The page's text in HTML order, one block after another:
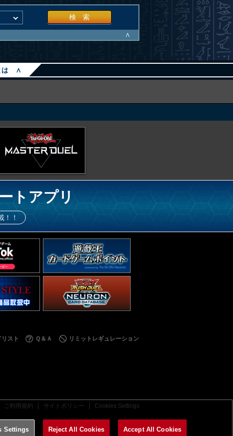
検 索
∧
∧
トアプリ
！！
スト Ｑ＆Ａ リミットレギュレーション
ご利用規約 サイトポリシー Cookies Settings
Settings Reject All Cookies Accept All Cookies